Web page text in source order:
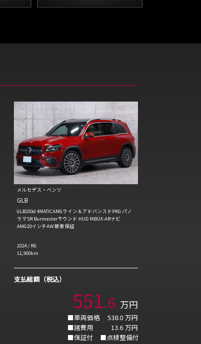
メルセデス・ベンツ
GLB
GLB200d 4MATICAMGライン＆アドバンスドPKG パノ
ラマSR Burmesterサウンド HUD MBUX-ARナビ
AMG20インチAW 新車保証
2024/ R6
11,900km
支払総額（税込）
551.6 万円
■車両価格 538.0 万円
■諸費用
13.6 万円
■保証付
■点検整備付